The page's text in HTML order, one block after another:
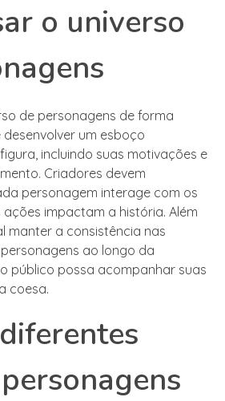
o universo
de personagens de forma
um esboço
incluindo suas motivações e
Criadores devem
personagem interage com os
impactam a história. Além
manter a consistência nas
ao longo da
público possa acompanhar suas
coesa.